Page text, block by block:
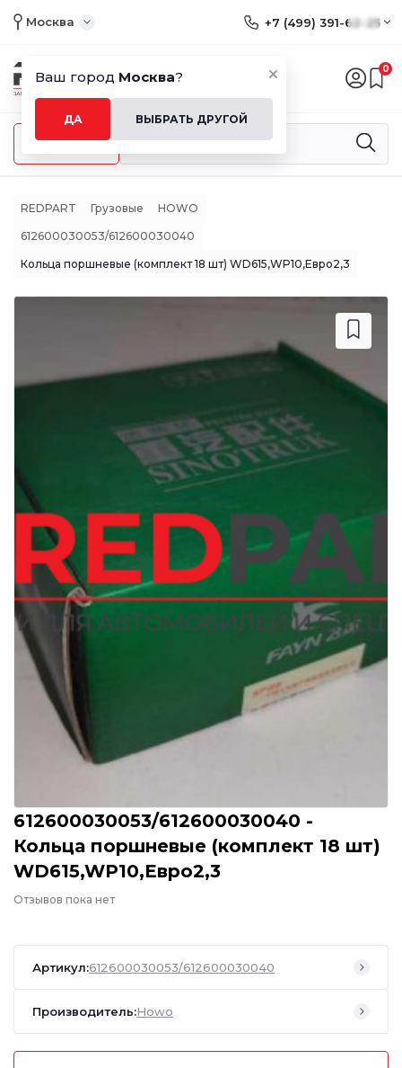
Ваш город Москва?
ДА ВЫБРАТЬ ДРУГОЙ
Москва +7 (499) 391-62-25
0
Меню
REDPART Грузовые HOWO
612600030053/612600030040
Кольца поршневые (комплект 18 шт) WD615,WP10,Евро2,3
612600030053/612600030040 -
Кольца поршневые (комплект 18 шт)
WD615,WP10,Евро2,3
Отзывов пока нет
Артикул:612600030053/612600030040
Производитель:Howo